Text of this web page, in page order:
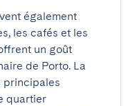
également
les cafés et les
un goût
de Porto. La
principales
quartier